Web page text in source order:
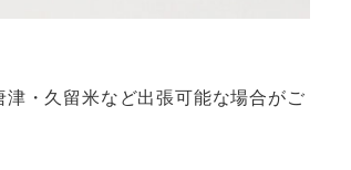
・久留米など出張可能な場合がご